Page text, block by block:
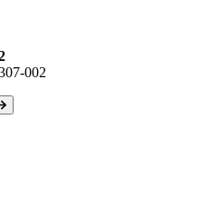
002